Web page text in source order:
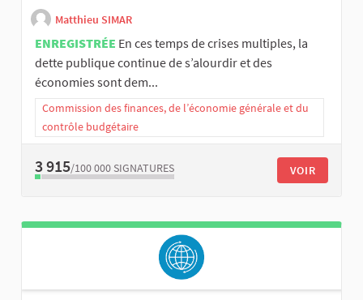
Matthieu SIMAR
ENREGISTRÉE En ces temps de crises multiples, la
dette publique continue de s’alourdir et des
économies sont dem...
Commission des finances, de l’économie générale et du
contrôle budgétaire
3 915/100 000 SIGNATURES VOIR